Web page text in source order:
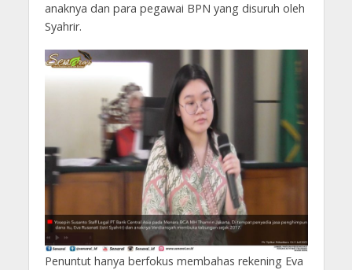
anaknya dan para pegawai BPN yang disuruh oleh
Syahrir.
Penuntut hanya berfokus membahas rekening Eva